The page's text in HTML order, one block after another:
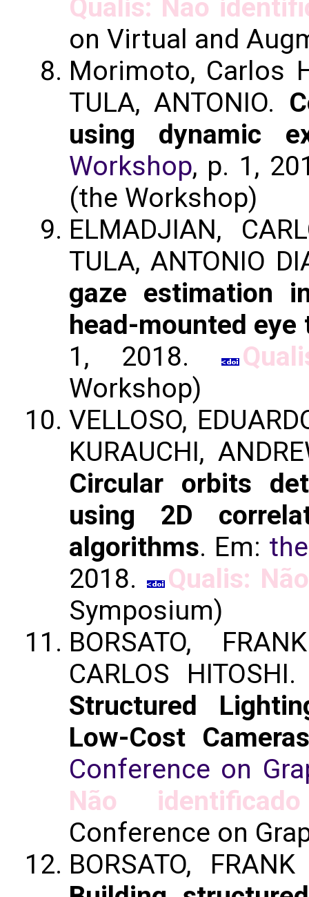
Qualis: Não
on Virtual and
Morimoto, Carlos
TULA, ANTONIO.
using dynamic
Workshop, p. 1,
(the Workshop)
ELMADJIAN,
TULA, ANTONIO
gaze estimation
head-mounted eye
1, 2018.
Workshop)
VELLOSO,
KURAUCHI,
Circular orbits
using 2D
algorithms. Em:
2018.
Qualis:
Symposium)
BORSATO,
CARLOS
Structured
Low-Cost
Conference on
Não identificado
Conference on
BORSATO,